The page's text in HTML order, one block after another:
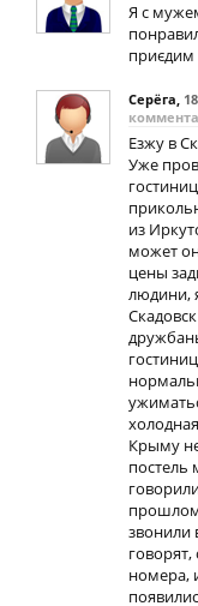
Я с
приєдим
Серёга,
Езжу в
Уже
из
может
цены
людини,
Крыму
постель
звонили
номера,